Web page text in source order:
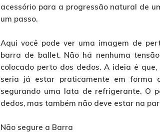
acessório para a progressão natural de
um passo.
Aqui você pode ver uma imagem de
barra de ballet. Não há nenhuma
colocado perto dos dedos. A ideia é
seria já estar praticamente em forma
segurando uma lata de refrigerante. O
dedos, mas também não deve estar na
Não segure a Barra